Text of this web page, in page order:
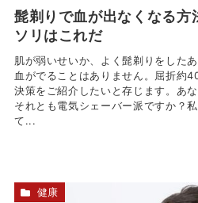
髭剃りで血が出なくなる方
ソリはこれだ
肌が弱いせいか、よく髭剃りをした
血がでることはありません。屈折約
決策をご紹介したいと存じます。あ
それとも電気シェーバー派ですか？
て...
健康